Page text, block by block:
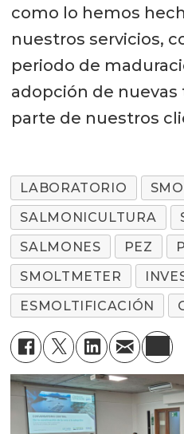
como lo hemos
nuestros servicios,
periodo de
adopción de
parte de nuestros
LABORATORIO
SALMONICULTURA
SALMONES
PEZ
SMOLTMETER
ESMOLTIFICACIÓN